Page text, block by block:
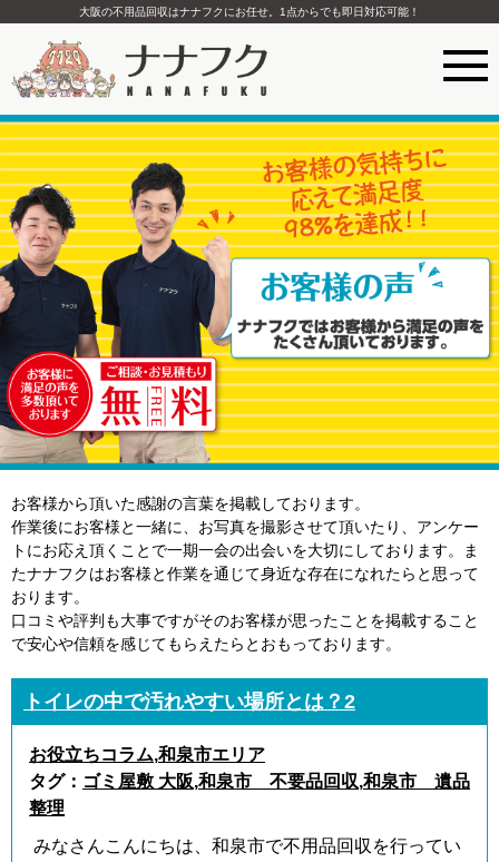
大阪の不用品回収はナナフクにお任せ。1点からでも即日対応可能！
お客様から頂いた感謝の言葉を掲載しております。
作業後にお客様と一緒に、お写真を撮影させて頂いたり、アンケー
トにお応え頂くことで一期一会の出会いを大切にしております。ま
たナナフクはお客様と作業を通じて身近な存在になれたらと思って
おります。
口コミや評判も大事ですがそのお客様が思ったことを掲載すること
で安心や信頼を感じてもらえたらとおもっております。
トイレの中で汚れやすい場所とは？2
お役立ちコラム,和泉市エリア
タグ： ゴミ屋敷 大阪,和泉市 不要品回収,和泉市 遺品
整理
みなさんこんにちは、和泉市で不用品回収を行ってい